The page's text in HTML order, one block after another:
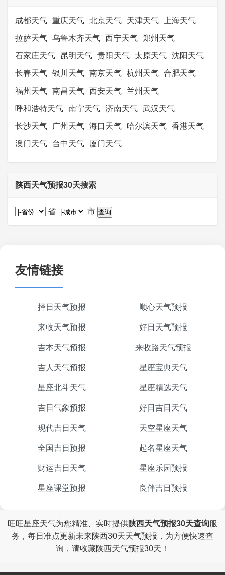
成都天气 重庆天气 北京天气 天津天气 上海天气
拉萨天气 乌鲁木齐天气 西宁天气 郑州天气
石家庄天气 昆明天气 贵阳天气 太原天气 沈阳天气
长春天气 银川天气 南京天气 杭州天气 合肥天气
福州天气 南昌天气 西安天气 兰州天气
呼和浩特天气 南宁天气 济南天气 武汉天气
长沙天气 广州天气 海口天气 哈尔滨天气 香港天气
澳门天气 台中天气 厦门天气
陕西天气预报30天搜索
省 市
友情链接
择日天气预报 顺心天气预报
来收天气预报 好日天气预报
吉本天气预报 来收路天气预报
吉人天气预报 星座宝典天气
星座北斗天气 星座精选天气
吉日气象预报 好日吉日天气
现代吉日天气 天空星座天气
全国吉日预报 起名星座天气
财运吉日天气 星座乐园预报
星座课堂预报 良伴吉日预报
旺旺星座天气为您精准、实时提供陕西天气预报30天查询服
务，每日准点更新未来陕西30天天气预报，为方便快速查
询，请收藏陕西天气预报30天！